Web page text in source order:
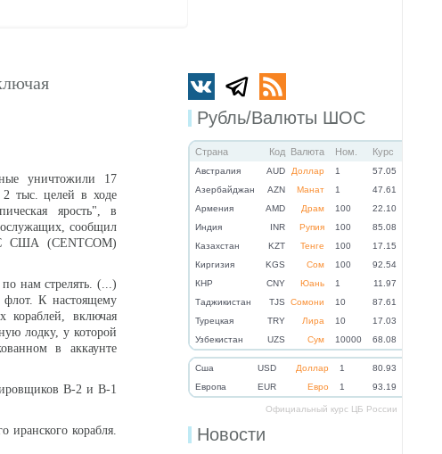
Рубль/Валюты ШОС
Страна Код Валюта Ном. Курс
Австралия AUD Доллар 1
57.05
Азербайджан
AZN Манат 1
47.61
Армения
AMD Драм 100
22.10
Индия
INR Рупия 100
85.08
Казахстан
KZT Тенге 100
17.15
Киргизия
KGS Сом 100
92.54
КНР
CNY Юань 1
11.97
Таджикистан
TJS Сомони 10
87.61
Турецкая
TRY Лира 10
17.03
Узбекистан
UZS Сум 10000 68.08
Cша USD Доллар 1
80.93
Eвропа
EUR Евро 1 93.19
Официальный курс ЦБ России
Новости
уничтожили 17
2 тыс. целей в ходе
ярость", в
сообщил
США (CENTCOM)
нам стрелять. (...)
К настоящему
включая
лодку, у которой
в аккаунте
B-2 и B-1
иранского корабля.